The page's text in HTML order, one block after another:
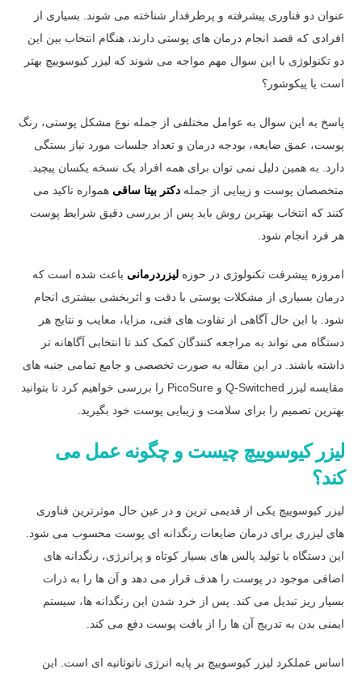
عنوان دو فناوری پیشرفته و پرطرفدار شناخته می شوند. بسیاری از
افرادی که قصد انجام درمان های پوستی دارند، هنگام انتخاب بین این
دو تکنولوژی با این سوال مهم مواجه می شوند که لیزر کیوسوییچ بهتر
است یا پیکوشور؟
پاسخ به این سوال به عوامل مختلفی از جمله نوع مشکل پوستی، رنگ
پوست، عمق ضایعه، بودجه درمان و تعداد جلسات مورد نیاز بستگی
دارد. به همین دلیل نمی توان برای همه افراد یک نسخه یکسان پیچید.
متخصصان پوست و زیبایی از جملهدکتر بیتا ساقی همواره تاکید می
کنند که انتخاب بهترین روش باید پس از بررسی دقیق شرایط پوست
هر فرد انجام شود.
امروزه پیشرفت تکنولوژی در حوزهلیزردرمانی باعث شده است که
درمان بسیاری از مشکلات پوستی با دقت و اثربخشی بیشتری انجام
شود. با این حال آگاهی از تفاوت های فنی، مزایا، معایب و نتایج هر
دستگاه می تواند به مراجعه کنندگان کمک کند تا انتخابی آگاهانه تر
داشته باشند. در این مقاله به صورت تخصصی و جامع تمامی جنبه های
مقایسه لیزر Q-Switched و PicoSure را بررسی خواهیم کرد تا بتوانید
بهترین تصمیم را برای سلامت و زیبایی پوست خود بگیرید.
لیزر کیوسوییچ چیست و چگونه عمل می
کند؟
لیزر کیوسوییچ یکی از قدیمی ترین و در عین حال موثرترین فناوری
های لیزری برای درمان ضایعات رنگدانه ای پوست محسوب می شود.
این دستگاه با تولید پالس های بسیار کوتاه و پرانرژی، رنگدانه های
اضافی موجود در پوست را هدف قرار می دهد و آن ها را به ذرات
بسیار ریز تبدیل می کند. پس از خرد شدن این رنگدانه ها، سیستم
ایمنی بدن به تدریج آن ها را از بافت پوست دفع می کند.
اساس عملکرد لیزر کیوسوییچ بر پایه انرژی نانوثانیه ای است. این